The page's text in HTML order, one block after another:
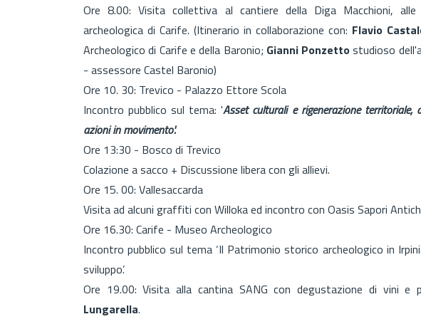
Ore 8.00: Visita collettiva al cantiere della Diga Macchioni,
archeologica di Carife. (Itinerario in collaborazione con: Flavio
Archeologico di Carife e della Baronio; Gianni Ponzettostudioso
- assessore Castel Baronio)
Ore 10. 30: Trevico - Palazzo Ettore Scola
Incontro pubblico sul tema: 'Asset culturali e rigenerazione territoriale,
azioni in movimento'.
Ore 13:30 - Bosco di Trevico
Colazione a sacco + Discussione libera con gli allievi.
Ore 15. 00: Vallesaccarda
Visita ad alcuni graffiti con Willoka ed incontro con Oasis Sapori
Ore 16.30: Carife - Museo Archeologico
Incontro pubblico sul tema ‘Il Patrimonio storico archeologico in
sviluppo’.
Ore 19.00: Visita alla cantina SANG con degustazione di vini e
Lungarella.